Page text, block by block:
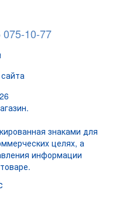
075-10-77
знаками для
целях, а
информации